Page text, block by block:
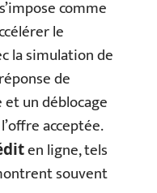
s’impose comme
le
la simulation de
de
un déblocage
acceptée.
en ligne, tels
souvent